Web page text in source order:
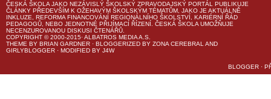
ČESKÁ ŠKOLA JAKO NEZÁVISLÝ ŠKOLSKÝ ZPRAVODAJSKÝ PORTÁL PUBLIKUJE
ČLÁNKY PŘEDEVŠÍM K OŽEHAVÝM ŠKOLSKÝM TÉMATŮM, JAKO JE AKTUÁLNĚ
INKLUZE, REFORMA FINANCOVÁNÍ REGIONÁLNÍHO ŠKOLSTVÍ, KARIÉRNÍ ŘÁD
PEDAGOGŮ, NEBO JEDNOTNÉ PŘIJÍMACÍ ŘÍZENÍ. ČESKÁ ŠKOLA UMOŽŇUJE
NECENZUROVANOU DISKUSI ČTENÁŘŮ.
COPYRIGHT © 2000-2015· ALBATROS MEDIA A.S.
THEME BY BRIAN GARDNER · BLOGGERIZED BY ZONA CEREBRAL AND
GIRLYBLOGGER · MODIFIED BY J4W
BLOGGER ·